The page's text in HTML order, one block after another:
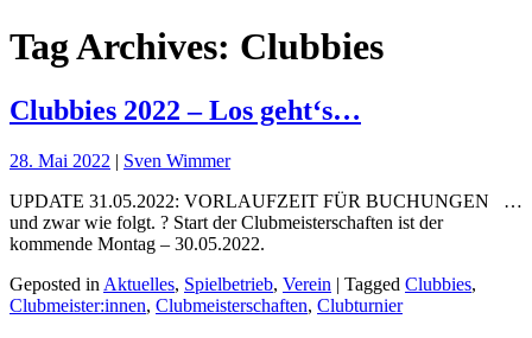
Tag Archives: Clubbies
Clubbies 2022 – Los geht‘s…
28. Mai 2022 | Sven Wimmer
UPDATE 31.05.2022: VORLAUFZEIT FÜR BUCHUNGEN …
und zwar wie folgt. ? Start der Clubmeisterschaften ist der
kommende Montag – 30.05.2022.
Geposted in Aktuelles, Spielbetrieb, Verein | Tagged Clubbies,
Clubmeister:innen, Clubmeisterschaften, Clubturnier